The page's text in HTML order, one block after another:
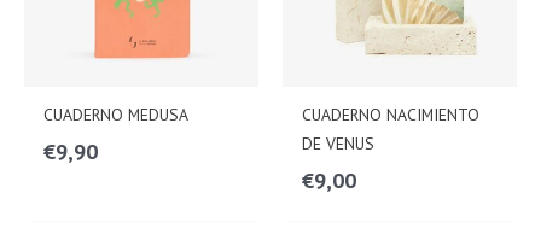
CUADERNO MEDUSA
€9,90
CUADERNO NACIMIENTO
DE VENUS
€9,00